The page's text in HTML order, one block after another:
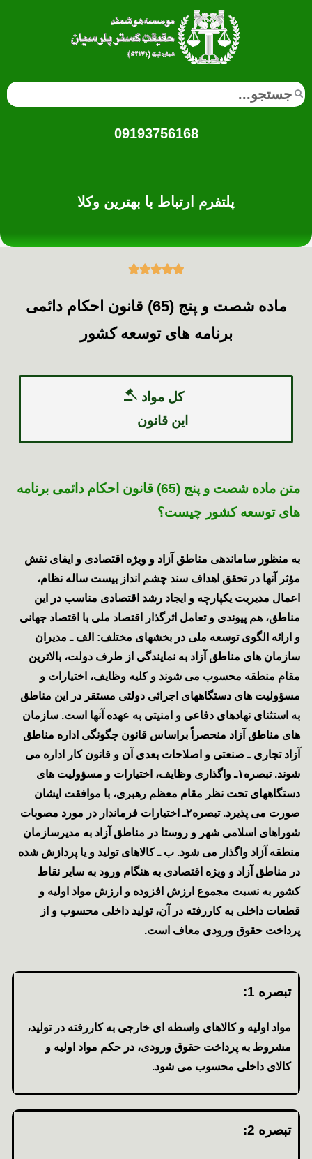
09193756168
پلتفرم ارتباط با بهترین وکلا





ماده شصت و پنج (65) قانون احکام دائمی
برنامه های توسعه کشور
کل مواد
این قانون
متن ماده شصت و پنج (65) قانون احکام دائمی برنامه
های توسعه کشور چیست؟
به منظور ساماندهی مناطق آزاد و ویژه اقتصادی و ایفای نقش
مؤثر آنها در تحقق اهداف سند چشم انداز بیست ساله نظام،
اعمال مدیریت یکپارچه و ایجاد رشد اقتصادی مناسب در این
مناطق، هم پیوندی و تعامل اثرگذار اقتصاد ملی با اقتصاد جهانی
و ارائه الگوی توسعه ملی در بخشهای مختلف: الف ـ مدیران
سازمان های مناطق آزاد به نمایندگی از طرف دولت، بالاترین
مقام منطقه محسوب می شوند و کلیه وظایف، اختیارات و
مسؤولیت های دستگاههای اجرائی دولتی مستقر در این مناطق
به استثنای نهادهای دفاعی و امنیتی به عهده آنها است. سازمان
های مناطق آزاد منحصراً براساس قانون چگونگی اداره مناطق
آزاد تجاری ـ صنعتی و اصلاحات بعدی آن و قانون کار اداره می
شوند. تبصره۱ـ واگذاری وظایف، اختیارات و مسؤولیت های
دستگاههای تحت نظر مقام معظم رهبری، با موافقت ایشان
صورت می پذیرد. تبصره۲ـ اختیارات فرماندار در مورد مصوبات
شوراهای اسلامی شهر و روستا در مناطق آزاد به مدیرسازمان
منطقه آزاد واگذار می شود. ب ـ کالاهای تولید و یا پردازش شده
در مناطق آزاد و ویژه اقتصادی به هنگام ورود به سایر نقاط
کشور به نسبت مجموع ارزش افزوده و ارزش مواد اولیه و
قطعات داخلی به کاررفته در آن، تولید داخلی محسوب و از
پرداخت حقوق ورودی معاف است.
تبصره 1:
مواد اولیه و کالاهای واسطه ای خارجی به کاررفته در تولید،
مشروط به پرداخت حقوق ورودی، در حکم مواد اولیه و
کالای داخلی محسوب می شود.
تبصره 2: